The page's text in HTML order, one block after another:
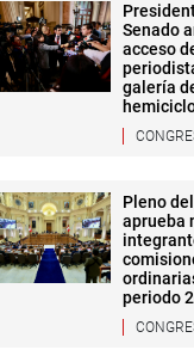
Senado
acceso
galería
Pleno
aprueba
periodo